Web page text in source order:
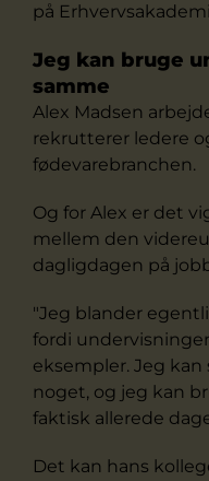
på
Jeg kan bruge
samme
Alex Madsen
rekrutterer ledere
fødevarebranchen.
Og for Alex er det
mellem den
dagligdagen på
"Jeg blander
fordi
eksempler. Jeg
noget, og jeg kan
faktisk allerede
Det kan hans